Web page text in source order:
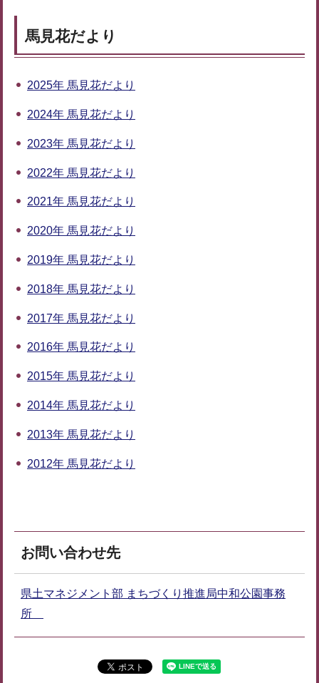
馬見花だより
2025年 馬見花だより
2024年 馬見花だより
2023年 馬見花だより
2022年 馬見花だより
2021年 馬見花だより
2020年 馬見花だより
2019年 馬見花だより
2018年 馬見花だより
2017年 馬見花だより
2016年 馬見花だより
2015年 馬見花だより
2014年 馬見花だより
2013年 馬見花だより
2012年 馬見花だより
お問い合わせ先
県土マネジメント部 まちづくり推進局中和公園事務
所